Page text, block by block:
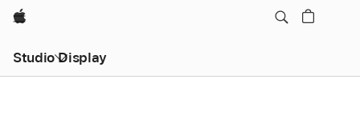
Apple
Studio Display